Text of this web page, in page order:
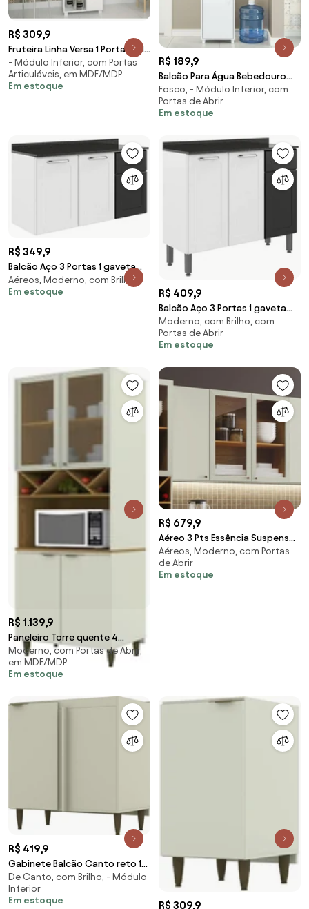
R$ 309,9
Fruteira Linha Versa 1 Porta Bf 11 -
Branco
- Módulo Inferior, com Portas
Articuláveis, em MDF/MDP
Em estoque
R$ 189,9
Balcão Para Água Bebedouro
Cozinha 1 Porta - Branco
Fosco, - Módulo Inferior, com
Portas de Abrir
Em estoque
R$ 349,9
Balcão Aço 3 Portas 1 gaveta
Com Tampo Suspenso Dona
Maria
Aéreos, Moderno, com Brilho
Em estoque
R$ 409,9
Balcão Aço 3 Portas 1 gaveta
Com Tampo com Pés Dona
Maria
Moderno, com Brilho, com
Portas de Abrir
Em estoque
R$ 1.139,9
Paneleiro Torre quente 4
portas MDF Cozinha Armário
Balcão
Moderno, com Portas de Abrir,
em MDF/MDP
Em estoque
R$ 679,9
Aéreo 3 Pts Essência Suspenso
Armário Vidro Cozinha 100%
MDF
Aéreos, Moderno, com Portas
de Abrir
Em estoque
R$ 419,9
Gabinete Balcão Canto reto 1
Porta para Cozinha MDF
De Canto, com Brilho, - Módulo
Inferior
Em estoque
R$ 309,9